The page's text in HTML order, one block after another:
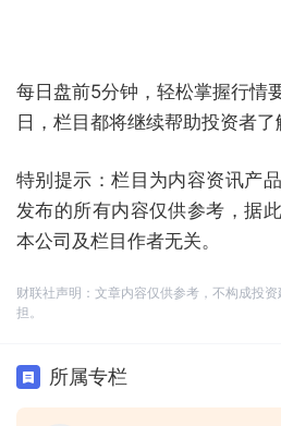
每日盘前5分钟，轻松掌握行情
日，栏目都将继续帮助投资者了
特别提示：栏目为内容资讯产
发布的所有内容仅供参考，据
本公司及栏目作者无关。
财联社声明：文章内容仅供参考，不构成投
担。
所属专栏